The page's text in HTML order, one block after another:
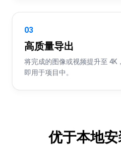
03
高质量导出
将完成的图像或视频提升至 4K
即用于项目中。
优于本地